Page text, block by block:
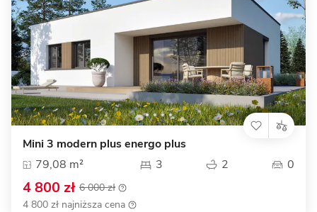
Mini 3 modern plus energo plus
79,08 m²
3 2 0
4 800 zł 6 000 zł
4 800 zł najniższa cena